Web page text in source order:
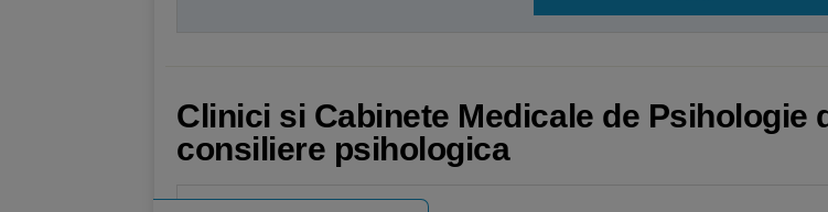
Clinici si Cabinete Medicale de
consiliere psihologica